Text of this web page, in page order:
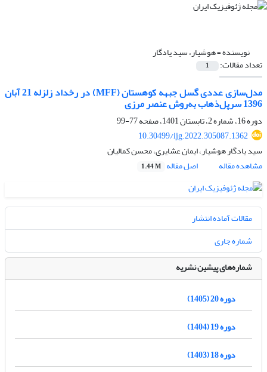
نویسنده =هوشیار، سید یادگار
تعداد مقالات: 1
مدل‌سازی عددی گسل جبهه کوهستان (MFF) در رخداد زلزله‌ 21 آبان
1396 سرپل‌ذهاب به‌روش عنصر مرزی
دوره 16، شماره 2، تابستان 1401، صفحه
77-99
10.30499/ijg.2022.305087.1362
سید یادگار هوشیار، ایمان عشایری، محسن کمالیان
مشاهده مقاله
اصل مقاله 1.44 M
مقالات آماده انتشار
شماره جاری
شماره‌های پیشین نشریه
دوره 20 (1405)
دوره 19 (1404)
دوره 18 (1403)